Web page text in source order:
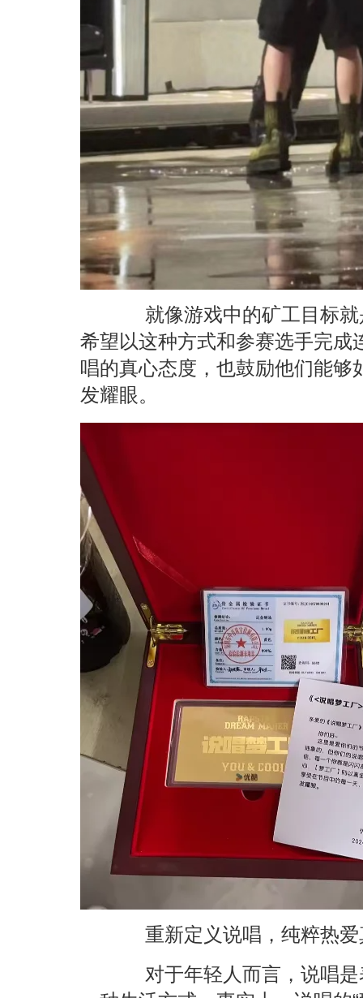
就像游戏中的矿工目标就
希望以这种方式和参赛选手完成
唱的真心态度，也鼓励他们能够
发耀眼。
重新定义说唱，纯粹热爱
对于年轻人而言，说唱是